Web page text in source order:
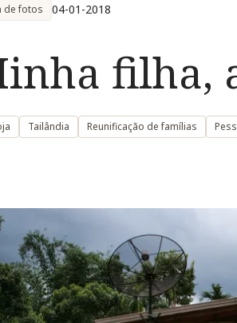
de fotos 04-01-2018
filha,
Tailândia Reunificação de famílias